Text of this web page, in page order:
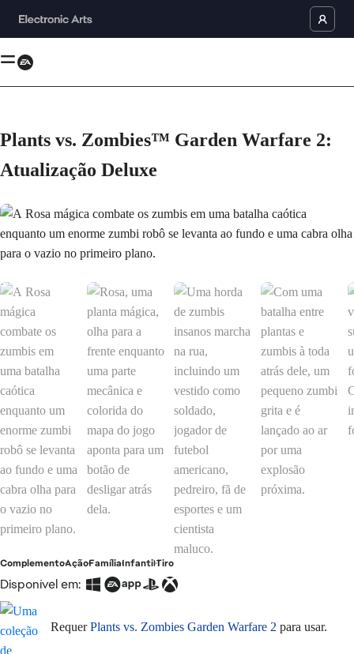
Plants vs. Zombies™ Garden Warfare 2:
Atualização Deluxe
A Rosa mágica combate os zumbis em uma batalha caótica
ComplementoAçãoFamíliaInfantilTiro
Disponível em:
RequerPlants vs. Zombies Garden Warfare 2 para usar.